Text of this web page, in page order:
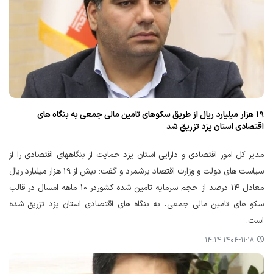
19 هزار میلیارد ریال از طریق سکوهای تامین مالی جمعی به بنگاه های
اقتصادی استان یزد تزریق شد
مدیر کل امور اقتصادی و دارایی استان یزد حمایت از بنگاههای اقتصادی را از
سیاست های دولت و وزارت اقتصاد برشمرد و گفت: بیش از 19 هزار میلیارد ریال
معادل 14 درصد از حجم سرمایه تامین شده کشوردر 10 ماهه امسال در قالب
سکو های تامین مالی جمعی، به بنگاه های اقتصادی استان یزد تزریق شده
است.
۱۴۰۴-۱۱-۱۸ ۱۴:۱۴